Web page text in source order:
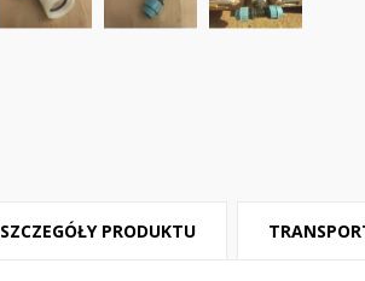
SZCZEGÓŁY PRODUKTU